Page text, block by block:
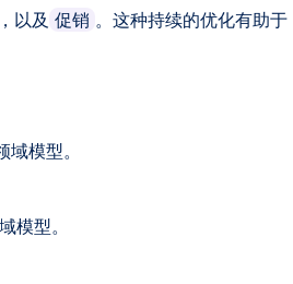
，以及 促销 。这种持续的优化有助于
模型。
模型。